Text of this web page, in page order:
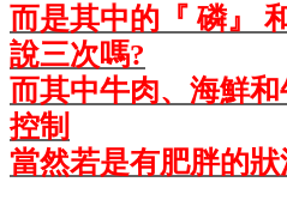
而是其中的『 磷』
說三次嗎?
而其中牛肉、海鮮
控制
當然若是有肥胖的